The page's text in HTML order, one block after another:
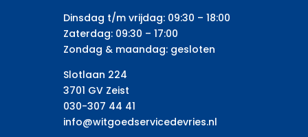
Dinsdag t/m vrijdag: 09:30 – 18:00
Zaterdag: 09:30 – 17:00
Zondag & maandag: gesloten
Slotlaan 224
3701 GV Zeist
030-307 44 41
info@witgoedservicedevries.nl